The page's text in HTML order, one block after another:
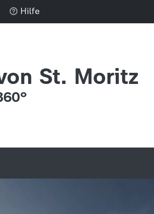
Hilfe
St. Moritz